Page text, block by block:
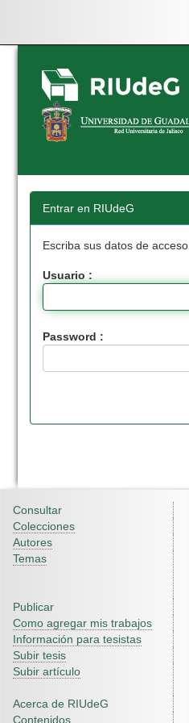
Skip
navigation
Entrar en RIUdeG
Escriba sus datos de acceso.
Usuario :
Password :
Consultar
Colecciones
Autores
Temas
Publicar
Como agregar mis trabajos
Información para tesistas
Subir tesis
Subir artículo
Acerca de RIUdeG
Contenidos